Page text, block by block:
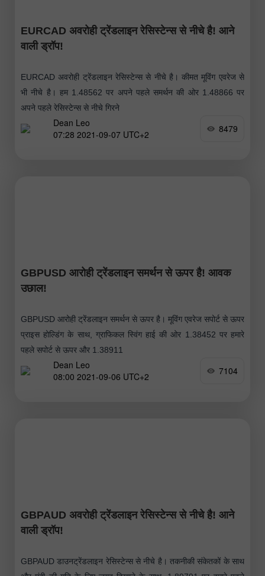
EURCAD अवरोही ट्रेंडलाइन रेसिस्टेन्स से नीचे है! आने
वाली ड्रॉप!
EURCAD अवरोही ट्रेंडलाइन रेसिस्टेन्स से नीचे है। कीमत मूविंग एवरेज से
भी नीचे है। हम 1.48562 पर अपने पहले समर्थन की ओर 1.48866 पर
अपने पहले रेसिस्टेन्स से नीचे गिरने
Dean Leo
07:28 2021-09-07 UTC+2
8479
GBPUSD आरोही ट्रेंडलाइन समर्थन से ऊपर है! आवक
उछाल!
GBPUSD आरोही ट्रेंडलाइन समर्थन से ऊपर है। मूविंग एवरेज सपोर्ट से ऊपर
प्राइस होल्डिंग के साथ, ग्राफिकल स्विंग हाई की ओर 1.38452 पर हमारे
पहले सपोर्ट से ऊपर और 1.38911
Dean Leo
08:00 2021-09-06 UTC+2
7104
GBPAUD अवरोही ट्रेंडलाइन रेसिस्टेन्स से नीचे है! आने
वाली ड्रॉप!
GBPAUD डाउनट्रेंडलाइन रेसिस्टेन्स से नीचे है। तकनीकी संकेतकों के साथ